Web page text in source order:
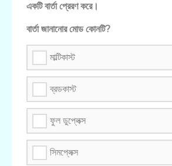
একটি বার্তা প্রেরণ করে।
বার্তা জানানোর মোড কোনটি?
মাল্টিকাস্ট
ব্রডকাস্ট
ফুল ডুপ্লেক্স
সিমপ্লেক্স